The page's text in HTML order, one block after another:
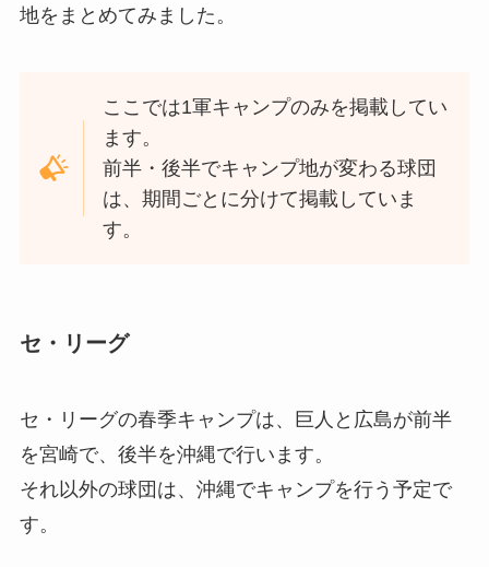
地をまとめてみました。
ここでは1軍キャンプのみを掲載してい
ます。
前半・後半でキャンプ地が変わる球団
は、期間ごとに分けて掲載していま
す。
セ・リーグ
セ・リーグの春季キャンプは、巨人と広島が前半
を宮崎で、後半を沖縄で行います。
それ以外の球団は、沖縄でキャンプを行う予定で
す。